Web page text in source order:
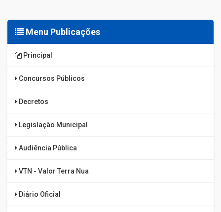
Menu Publicações
Principal
Concursos Públicos
Decretos
Legislação Municipal
Audiência Pública
VTN - Valor Terra Nua
Diário Oficial